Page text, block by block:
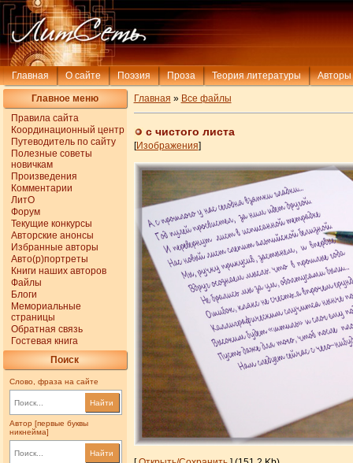
Главная О сайте Поэзия Проза Теория литературы Авторы
Главное меню
Правила сайта
Координационный центр
Путеводитель по сайту
Полезные советы
новичкам
Произведения
Комментарии
ЛитО
Форум
Текущие конкурсы
Авторские анонсы
Избранные авторы
Авто(р)портреты
Книги наших авторов
Файлы
Блоги
Мемориальные
страницы
Обратная связь
Гостевая книга
Поиск
Слово, фраза на сайте
Найти
Автор [первые буквы
никнейма]
Найти
Главная » Все файлы
с чистого листа
[Изображения]